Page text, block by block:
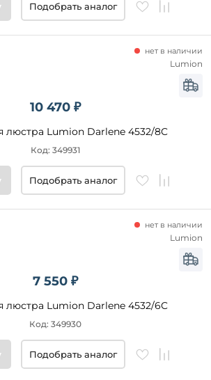
Подобрать аналог
10 470 ₽
люстра Lumion Darlene 4532/8C
нет в наличии
Код: 349931
Lumion
Подобрать аналог
7 550 ₽
люстра Lumion Darlene 4532/6C
нет в наличии
Код: 349930
Lumion
Подобрать аналог